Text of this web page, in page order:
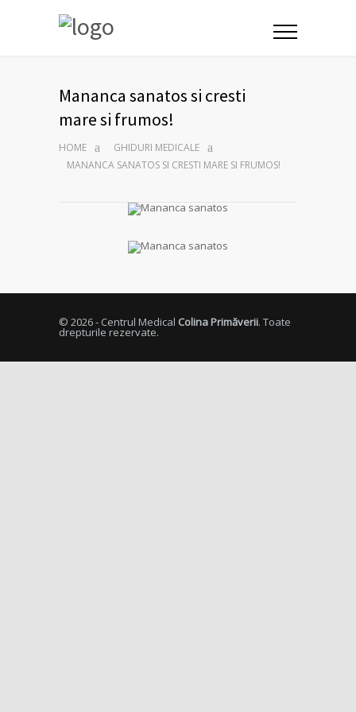
Mananca sanatos si cresti
mare si frumos!
HOME
GHIDURI MEDICALE
MANANCA SANATOS SI CRESTI MARE SI FRUMOS!
© 2026 - Centrul Medical Colina Primăverii. Toate
drepturile rezervate.